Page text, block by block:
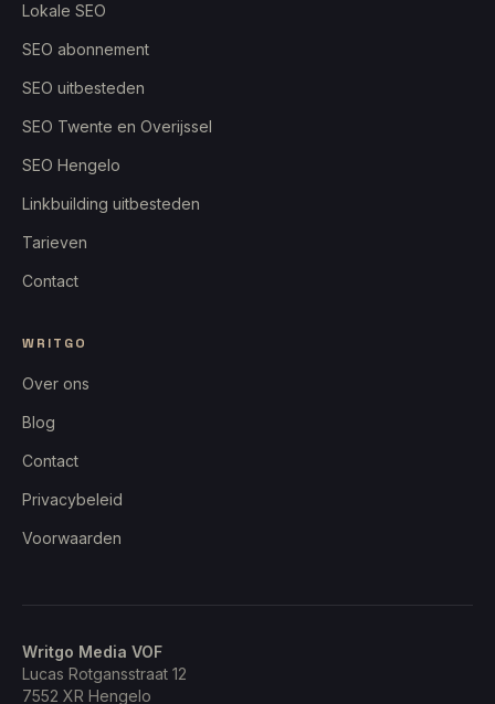
Lokale SEO
SEO abonnement
SEO uitbesteden
SEO Twente en Overijssel
SEO Hengelo
Linkbuilding uitbesteden
Tarieven
Contact
WRITGO
Over ons
Blog
Contact
Privacybeleid
Voorwaarden
Writgo Media VOF
Lucas Rotgansstraat 12
7552 XR Hengelo